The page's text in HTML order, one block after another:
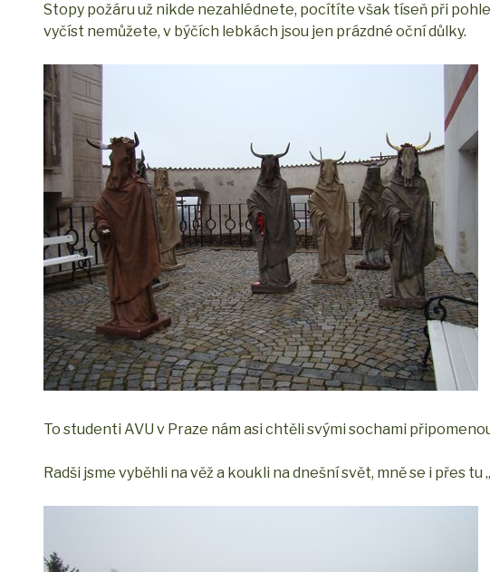
Stopy požáru už nikde nezahlédnete, pocítíte však tíseň při
vyčíst nemůžete, v býčích lebkách jsou jen prázdné oční důlky.
To studenti AVU v Praze nám asi chtěli svými sochami
Radši jsme vyběhli na věž a koukli na dnešní svět, mně se i přes tu